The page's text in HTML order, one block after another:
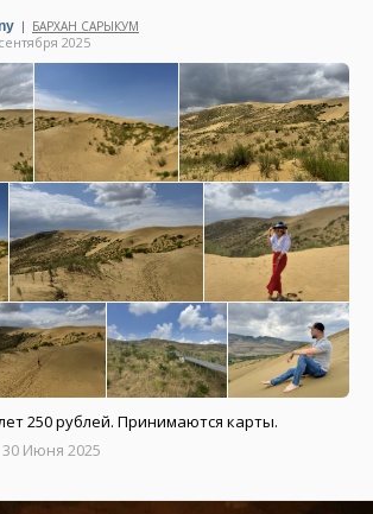
| БАРХАН САРЫКУМ
2025
250 рублей. Принимаются карты.
Июня 2025